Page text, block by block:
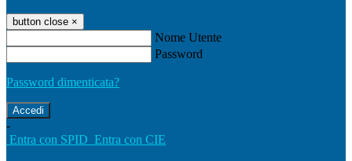
button close ×
Nome Utente
Password
Password dimenticata?
-
Entra con SPID Entra con CIE